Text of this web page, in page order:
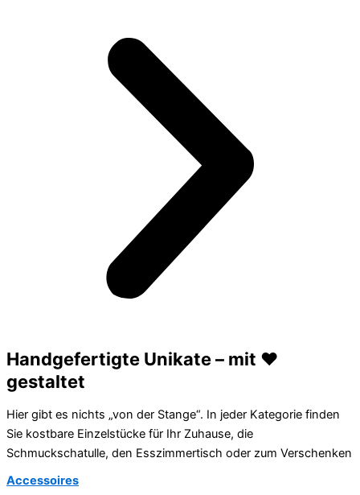
Handgefertigte Unikate – mit ❤️
gestaltet
Hier gibt es nichts „von der Stange“. In jeder Kategorie finden
Sie kostbare Einzelstücke für Ihr Zuhause, die
Schmuckschatulle, den Esszimmertisch oder zum Verschenken
Accessoires